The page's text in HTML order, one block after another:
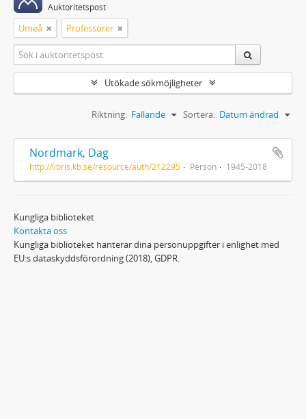
Auktoritetspost
Umeå Professorer
Utökade sökmöjligheter
Sortera: Datum ändrad
Riktning: Fallande
Nordmark, Dag
http://libris.kb.se/resource/auth/212295 Person 1945-2018
Kungliga biblioteket
Kontakta oss
Kungliga biblioteket hanterar dina personuppgifter i enlighet med
EU:s dataskyddsförordning (2018), GDPR.